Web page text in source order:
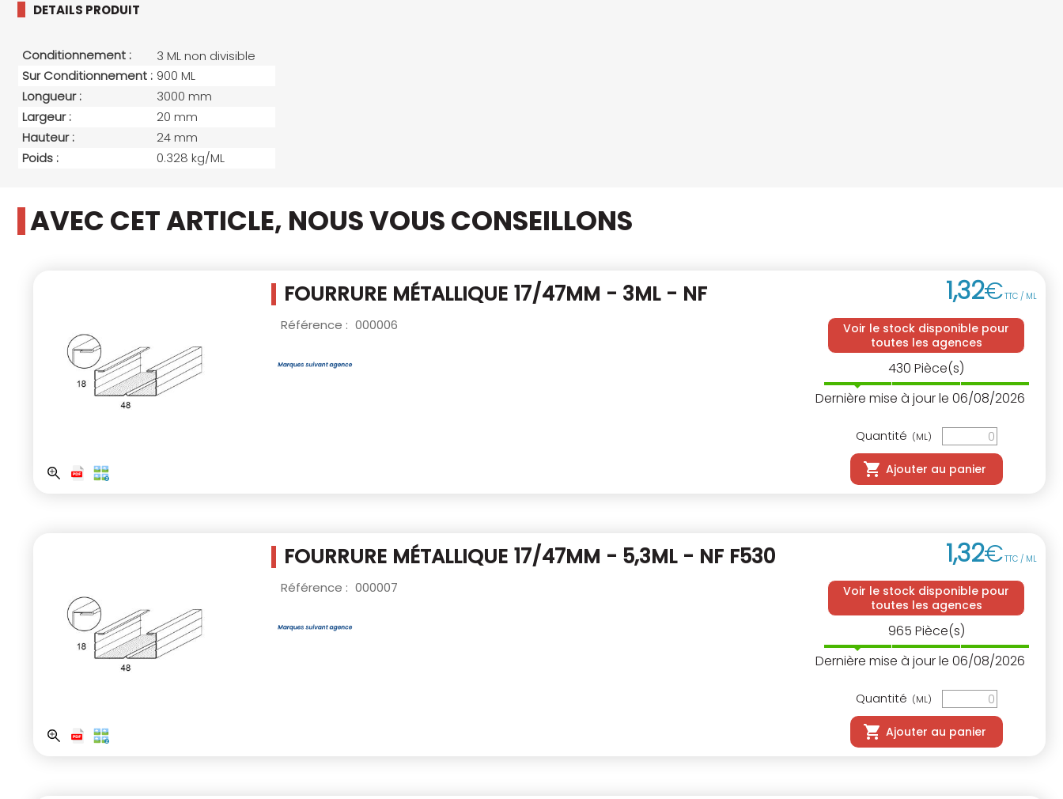
DETAILS PRODUIT
Conditionnement :
3 ML non divisible
Sur Conditionnement : 900 ML
Longueur :
3000 mm
Largeur :
20 mm
Hauteur :
24 mm
Poids :
0.328 kg/ML
AVEC CET ARTICLE, NOUS VOUS CONSEILLONS
FOURRURE MÉTALLIQUE 17/47MM - 3ML - NF
Référence : 000006
1,32€TTC / ML
Voir le stock disponible pour
toutes les agences
430 Pièce(s)
Dernière mise à jour le 06/08/2026
Quantité (ML)
Ajouter au panier
FOURRURE MÉTALLIQUE 17/47MM - 5,3ML - NF F530
Référence : 000007
1,32€TTC / ML
Voir le stock disponible pour
toutes les agences
965 Pièce(s)
Dernière mise à jour le 06/08/2026
Quantité (ML)
Ajouter au panier